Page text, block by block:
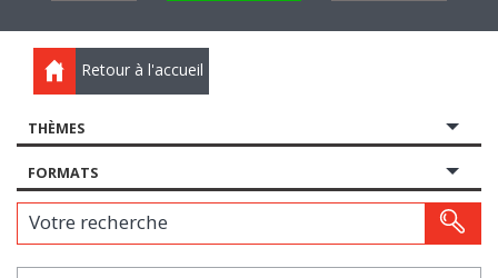
Retour à l'accueil
THÈMES
FORMATS
Votre recherche